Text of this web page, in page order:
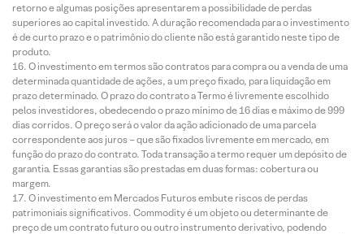
retorno e algumas posições apresentarem a possibilidade de perdas
superiores ao capital investido. A duração recomendada para o investimento
é de curto prazo e o patrimônio do cliente não está garantido neste tipo de
produto.
O investimento em termos são contratos para compra ou a venda de uma
determinada quantidade de ações, a um preço fixado, para liquidação em
prazo determinado. O prazo do contrato a Termo é livremente escolhido
pelos investidores, obedecendo o prazo mínimo de 16 dias e máximo de 999
dias corridos. O preço será o valor da ação adicionado de uma parcela
correspondente aos juros – que são fixados livremente em mercado, em
função do prazo do contrato. Toda transação a termo requer um depósito de
garantia. Essas garantias são prestadas em duas formas: cobertura ou
margem.
O investimento em Mercados Futuros embute riscos de perdas
patrimoniais significativos. Commodity é um objeto ou determinante de
preço de um contrato futuro ou outro instrumento derivativo, podendo